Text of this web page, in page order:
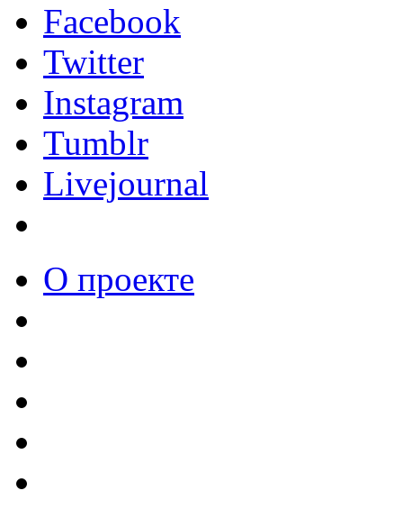
Facebook
Twitter
Instagram
Tumblr
Livejournal
О проекте